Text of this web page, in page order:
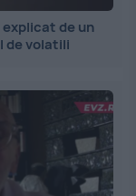
de un
de volatili